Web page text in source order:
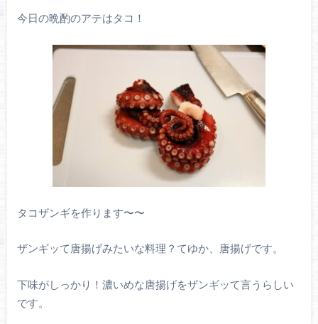
今日の晩酌のアテはタコ！
タコザンギを作ります〜〜
ザンギッて唐揚げみたいな料理？てゆか、唐揚げです。
下味がしっかり！濃いめな唐揚げをザンギッて言うらしい
です。